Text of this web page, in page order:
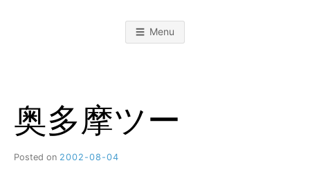
Menu
奥多摩ツー
Posted on 2002-08-04